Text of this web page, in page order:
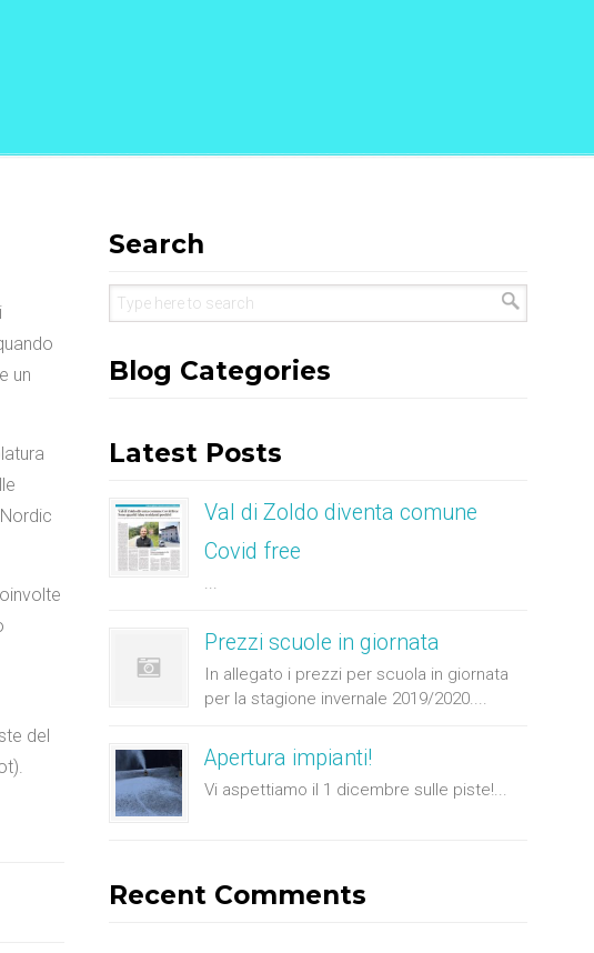
un
del
Search
Blog Categories
Latest Posts
Val di Zoldo diventa comune
Covid free
...
Prezzi scuole in giornata
In allegato i prezzi per scuola in giornata
per la stagione invernale 2019/2020....
Apertura impianti!
Vi aspettiamo il 1 dicembre sulle piste!...
Recent Comments